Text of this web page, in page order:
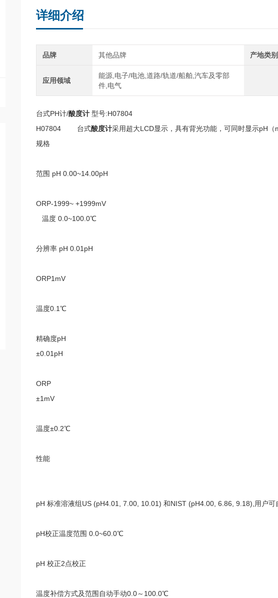
详细介绍
品牌 其他品牌 产地类别
应用领域
能源,电子/电池,道路/轨道/船舶,汽车及零部
件,电气
台式PH计/酸度计型号:H07804
H07804
台式酸度计采用超大LCD显示，具有背光功能，可同时显示pH （
规格
范围 pH 0.00~14.00pH
ORP-1999~ +1999mV
温度0.0~100.0℃
分辨率pH 0.01pH
ORP1mV
温度0.1℃
精确度pH
±0.01pH
ORP
±1mV
温度±0.2℃
性能
pH 标准溶液组US (pH4.01, 7.00, 10.01) 和NIST (pH4.00, 6.86, 9.18), 用户可
pH校正温度范围 0.0~60.0℃
pH 校正2点校正
温度补偿方式及范围自动手动0.0～ 100.0℃